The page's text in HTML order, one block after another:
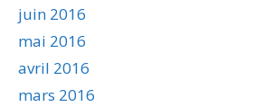
juin 2016
mai 2016
avril 2016
mars 2016